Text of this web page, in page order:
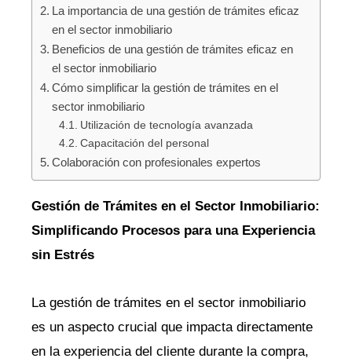
La importancia de una gestión de trámites eficaz
en el sector inmobiliario
Beneficios de una gestión de trámites eficaz en
el sector inmobiliario
Cómo simplificar la gestión de trámites en el
sector inmobiliario
Utilización de tecnología avanzada
Capacitación del personal
Colaboración con profesionales expertos
Gestión de Trámites en el Sector Inmobiliario:
Simplificando Procesos para una Experiencia
sin Estrés
La gestión de trámites en el sector inmobiliario
es un aspecto crucial que impacta directamente
en la experiencia del cliente durante la compra,